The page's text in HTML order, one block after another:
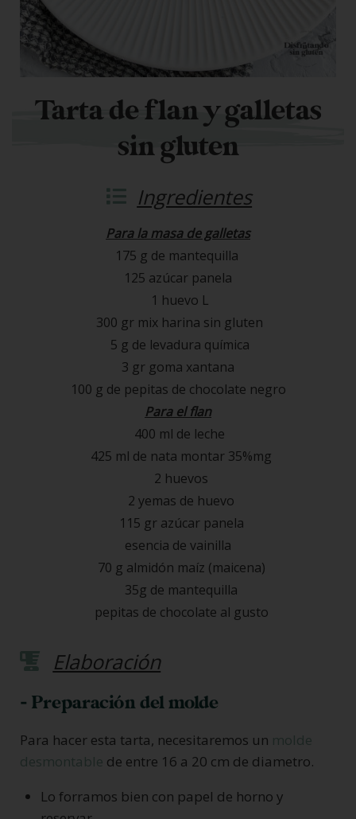
Tarta de flan y galletas
sin gluten
Ingredientes
Para la masa de galletas
175 g de mantequilla
125 azúcar panela
1 huevo L
300 gr mix harina sin gluten
5 g de levadura química
3 gr goma xantana
100 g de pepitas de chocolate negro
Para el flan
400 ml de leche
425 ml de nata montar 35%mg
2 huevos
2 yemas de huevo
115 gr azúcar panela
esencia de vainilla
70 g almidón maíz (maicena)
35g de mantequilla
pepitas de chocolate al gusto
Elaboración
- Preparación del molde
Para hacer esta tarta, necesitaremos un molde
desmontable de entre 16 a 20 cm de diametro.
Lo forramos bien con papel de horno y